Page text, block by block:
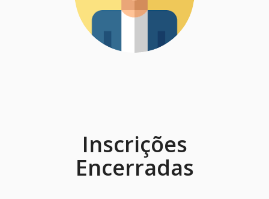
Inscrições
Encerradas